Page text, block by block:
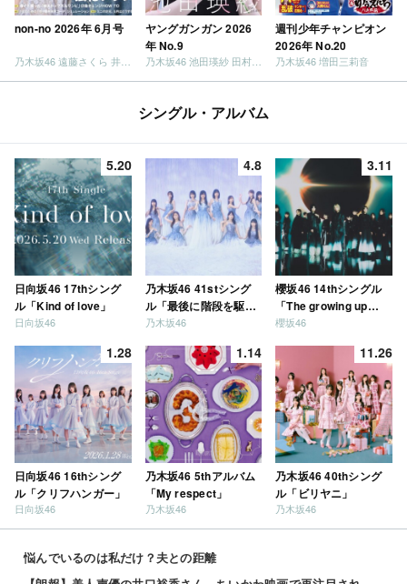
non-no 2026年 6月号
乃木坂46 遠藤さくら 井上和 / 日向坂46 小坂菜緒
ヤングガンガン 2026
年 No.9
乃木坂46 池田瑛紗 田村真佑
週刊少年チャンピオン
2026年 No.20
乃木坂46 増田三莉音
シングル・アルバム
5.20
日向坂46 17thシング
ル「Kind of love」
日向坂46
4.8
乃木坂46 41stシング
ル「最後に階段を駆け
上がったのはいつ
乃木坂46
3.11
櫻坂46 14thシングル
「The growing up
train」
櫻坂46
1.28
日向坂46 16thシング
ル「クリフハンガー」
日向坂46
1.14
乃木坂46 5thアルバム
「My respect」
乃木坂46
11.26
乃木坂46 40thシング
ル「ビリヤニ」
乃木坂46
悩んでいるのは私だけ？夫との距離